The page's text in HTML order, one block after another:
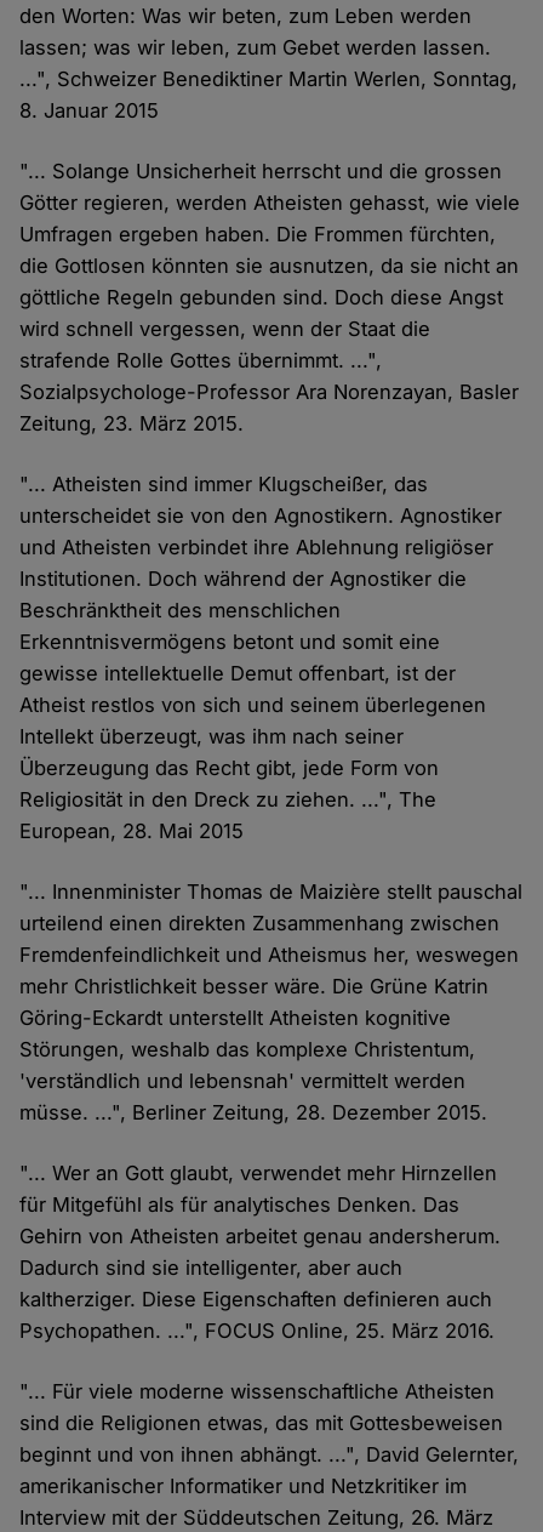
den Worten: Was wir beten, zum Leben werden
lassen; was wir leben, zum Gebet werden lassen.
...", Schweizer Benediktiner Martin Werlen, Sonntag,
8. Januar 2015
"... Solange Unsicherheit herrscht und die grossen
Götter regieren, werden Atheisten gehasst, wie viele
Umfragen ergeben haben. Die Frommen fürchten,
die Gottlosen könnten sie ausnutzen, da sie nicht an
göttliche Regeln gebunden sind. Doch diese Angst
wird schnell vergessen, wenn der Staat die
strafende Rolle Gottes übernimmt. ...",
Sozialpsychologe-Professor Ara Norenzayan, Basler
Zeitung, 23. März 2015.
"... Atheisten sind immer Klugscheißer, das
unterscheidet sie von den Agnostikern. Agnostiker
und Atheisten verbindet ihre Ablehnung religiöser
Institutionen. Doch während der Agnostiker die
Beschränktheit des menschlichen
Erkenntnisvermögens betont und somit eine
gewisse intellektuelle Demut offenbart, ist der
Atheist restlos von sich und seinem überlegenen
Intellekt überzeugt, was ihm nach seiner
Überzeugung das Recht gibt, jede Form von
Religiosität in den Dreck zu ziehen. ...", The
European, 28. Mai 2015
"... Innenminister Thomas de Maizière stellt pauschal
urteilend einen direkten Zusammenhang zwischen
Fremdenfeindlichkeit und Atheismus her, weswegen
mehr Christlichkeit besser wäre. Die Grüne Katrin
Göring-Eckardt unterstellt Atheisten kognitive
Störungen, weshalb das komplexe Christentum,
'verständlich und lebensnah' vermittelt werden
müsse. ...", Berliner Zeitung, 28. Dezember 2015.
"... Wer an Gott glaubt, verwendet mehr Hirnzellen
für Mitgefühl als für analytisches Denken. Das
Gehirn von Atheisten arbeitet genau andersherum.
Dadurch sind sie intelligenter, aber auch
kaltherziger. Diese Eigenschaften definieren auch
Psychopathen. ...", FOCUS Online, 25. März 2016.
"... Für viele moderne wissenschaftliche Atheisten
sind die Religionen etwas, das mit Gottesbeweisen
beginnt und von ihnen abhängt. ...", David Gelernter,
amerikanischer Informatiker und Netzkritiker im
Interview mit der Süddeutschen Zeitung, 26. März